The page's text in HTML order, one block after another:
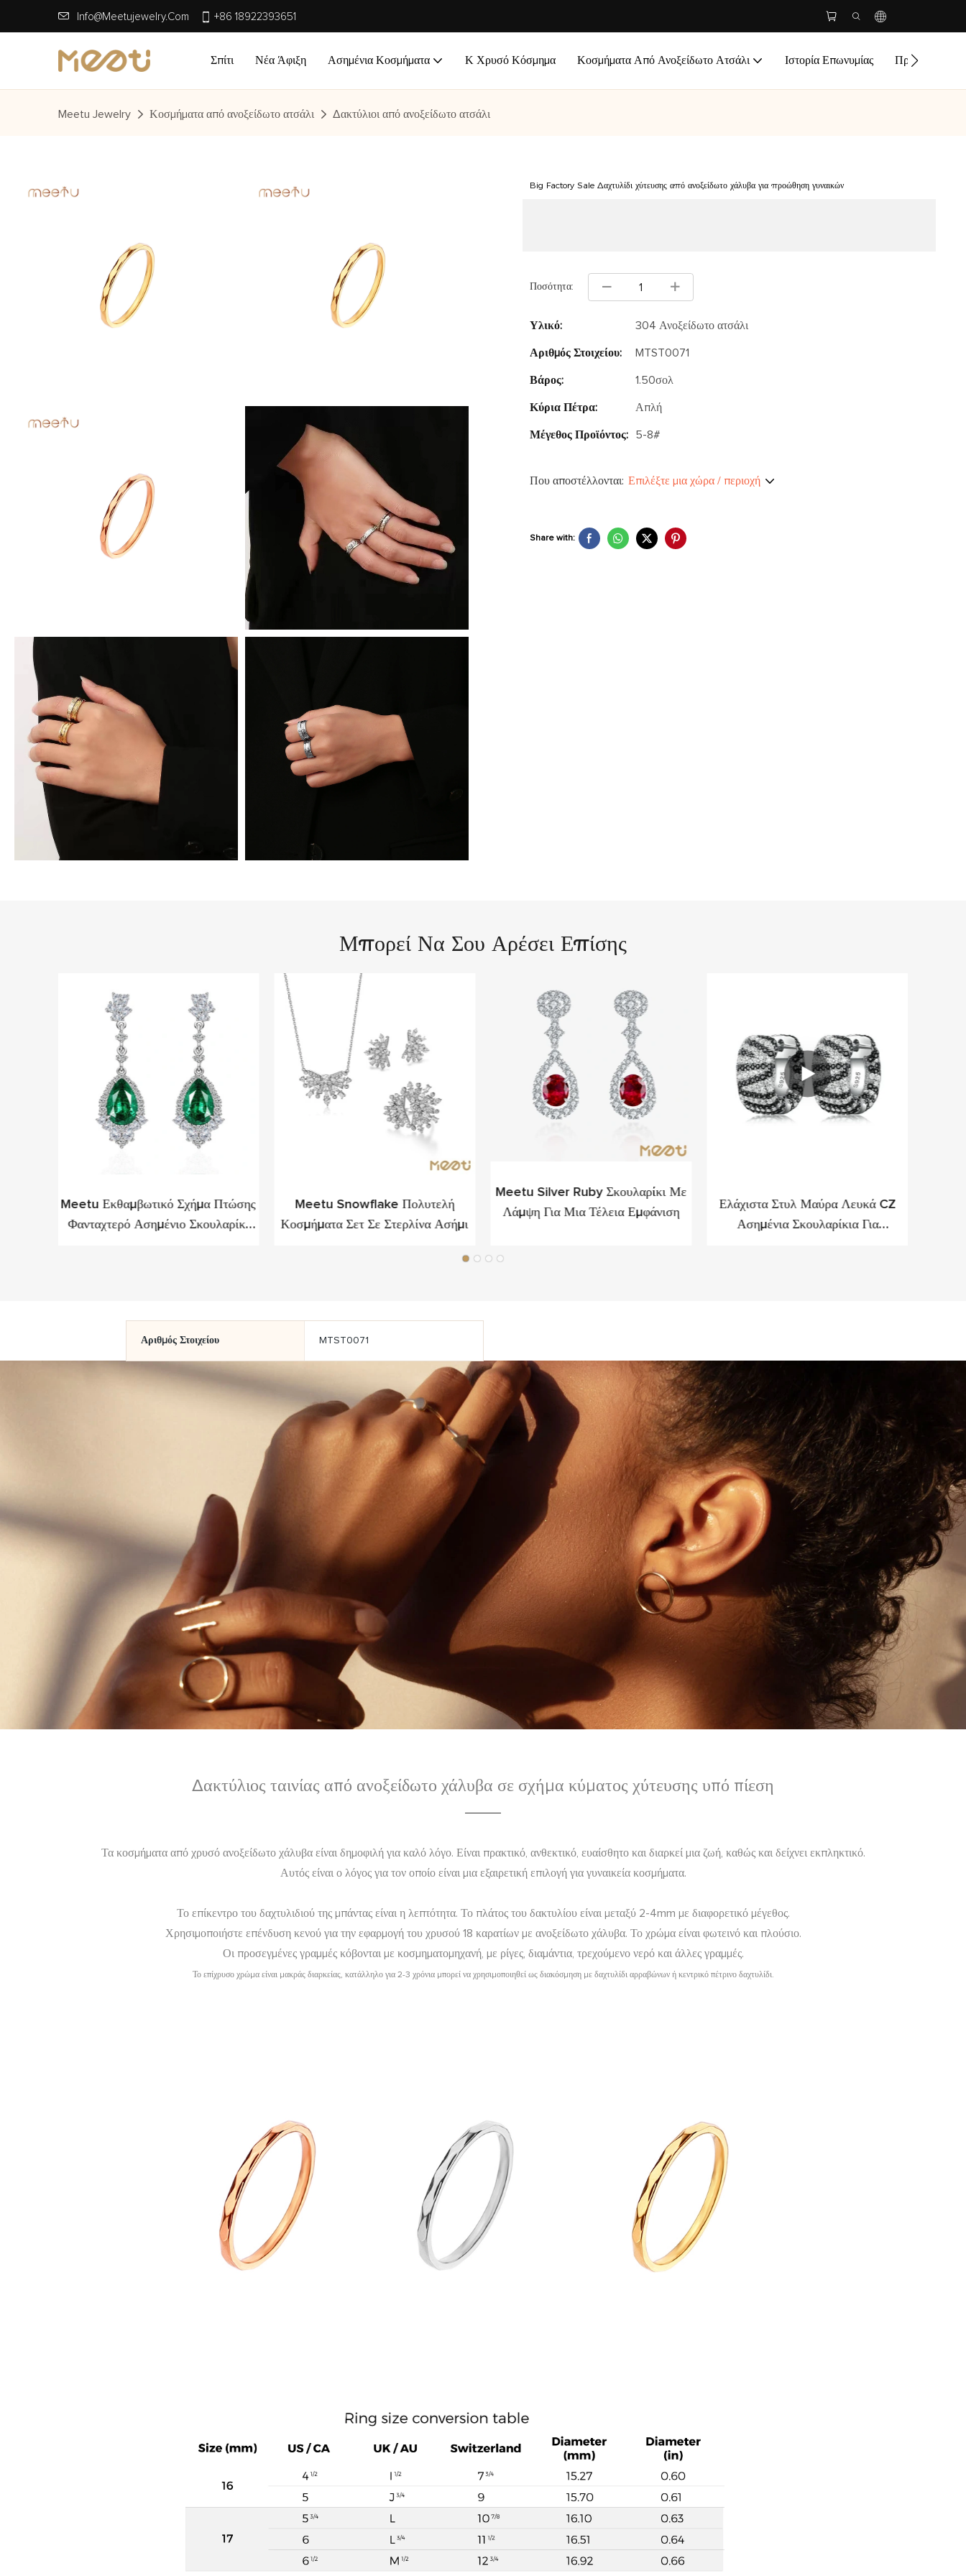
Info@meetujewelry.com +86 18922393651
Σπίτι Νέα Άφιξη Ασημένια Κοσμήματα Κ Χρυσό Κόσμημα Κοσμήματα Από Ανοξείδωτο Ατσάλι Ιστορία Επωνυμίας Προσαρμογή
Meetu Jewelry Κοσμήματα από ανοξείδωτο ατσάλι Δακτύλιοι από ανοξείδωτο ατσάλι
Big Factory Sale Δαχτυλίδι χύτευσης από ανοξείδωτο χάλυβα για προώθηση γυναικών
Ποσότητα:
Υλικό: 304 Ανοξείδωτο ατσάλι
Αριθμός Στοιχείου: MTST0071
Βάρος: 1.50σολ
Κύρια Πέτρα: Απλή
Μέγεθος Προϊόντος: 5-8#
Που αποστέλλονται: Επιλέξτε μια χώρα / περιοχή
Share with:
Μπορεί Να Σου Αρέσει Επίσης
Meetu Εκθαμβωτικό Σχήμα Πτώσης
Φανταχτερό Ασημένιο Σκουλαρίκι
Meetu Snowflake Πολυτελή
Κοσμήματα Σετ Σε Στερλίνα Ασήμι
Meetu Silver Ruby Σκουλαρίκι Με
Λάμψη Για Μια Τέλεια Εμφάνιση
Ελάχιστα Στυλ Μαύρα Λευκά CZ
Ασημένια Σκουλαρίκια Για
Αριθμός Στοιχείου MTST0071
Δακτύλιος ταινίας από ανοξείδωτο χάλυβα σε σχήμα κύματος χύτευσης υπό πίεση
Τα κοσμήματα από χρυσό ανοξείδωτο χάλυβα είναι δημοφιλή για καλό λόγο. Είναι πρακτικό, ανθεκτικό, ευαίσθητο και διαρκεί μια ζωή, καθώς και δείχνει εκπληκτικό.
Αυτός είναι ο λόγος για τον οποίο είναι μια εξαιρετική επιλογή για γυναικεία κοσμήματα.
Το επίκεντρο του δαχτυλιδιού της μπάντας είναι η λεπτότητα. Το πλάτος του δακτυλίου είναι μεταξύ 2-4mm με διαφορετικό μέγεθος.
Χρησιμοποιήστε επένδυση κενού για την εφαρμογή του χρυσού 18 καρατίων με ανοξείδωτο χάλυβα. Το χρώμα είναι φωτεινό και πλούσιο.
Οι προσεγμένες γραμμές κόβονται με κοσμηματομηχανή, με ρίγες, διαμάντια, τρεχούμενο νερό και άλλες γραμμές.
Το επίχρυσο χρώμα είναι μακράς διαρκείας, κατάλληλο για 2-3 χρόνια μπορεί να χρησιμοποιηθεί ως διακόσμηση με δαχτυλίδι αρραβώνων ή κεντρικό πέτρινο δαχτυλίδι.